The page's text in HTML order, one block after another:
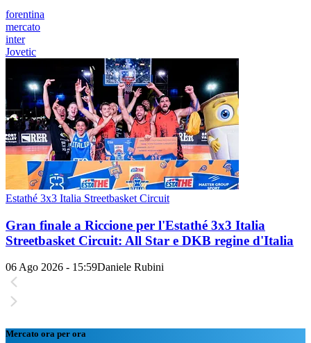
forentina
mercato
inter
Jovetic
Estathé 3x3 Italia Streetbasket Circuit
Gran finale a Riccione per l'Estathé 3x3 Italia
Streetbasket Circuit: All Star e DKB regine d'Italia
06 Ago 2026 - 15:59Daniele Rubini
Mercato ora per ora